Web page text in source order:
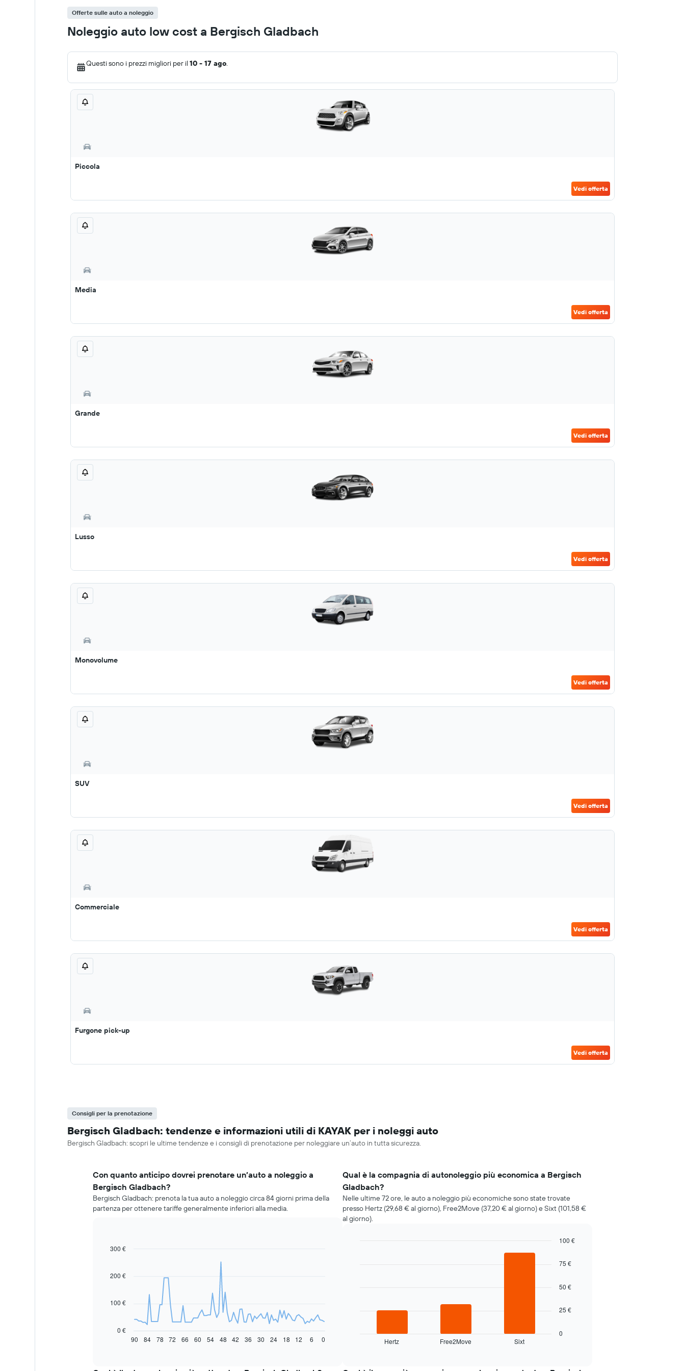
Offerte sulle auto a noleggio
Noleggio auto low cost a Bergisch Gladbach
Questi sono i prezzi migliori per il 10 - 17 ago.
Piccola
Vedi offerta
Media
Vedi offerta
Grande
Vedi offerta
Lusso
Vedi offerta
Monovolume
Vedi offerta
SUV
Vedi offerta
Commerciale
Vedi offerta
Furgone pick-up
Vedi offerta
Consigli per la prenotazione
Bergisch Gladbach: tendenze e informazioni utili di KAYAK per i noleggi auto
Bergisch Gladbach: scopri le ultime tendenze e i consigli di prenotazione per noleggiare un’auto in tutta sicurezza.
Con quanto anticipo dovrei prenotare un’auto a noleggio a
Bergisch Gladbach?
Bergisch Gladbach: prenota la tua auto a noleggio circa 84 giorni prima della
partenza per ottenere tariffe generalmente inferiori alla media.
Line
91
data
seguente
Chart
0 €
100 €
200 €
300 €
90 60 30 0
84 78 72 66 54 48 42 36 24 18 12 6
Qual è la compagnia di autonoleggio più economica a Bergisch
Gladbach?
Nelle ultime 72 ore, le auto a noleggio più economiche sono state trovate
presso Hertz (29,68 € al giorno), Free2Move (37,20 € al giorno) e Sixt (101,58 €
al giorno).
grafico
mostra
Hertz Free2Move Sixt
0
25 €
50 €
75 €
100 €